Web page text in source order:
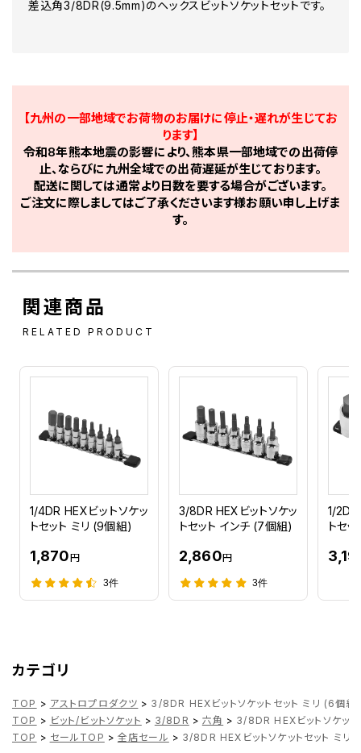
差込角3/8DR(9.5mm)のヘックスビットソケットセットです。
【九州の一部地域でお荷物のお届けに停止・遅れが生じてお
ります】
令和8年熊本地震の影響により、熊本県一部地域での出荷停
止、ならびに九州全域での出荷遅延が生じております。
配送に関しては通常より日数を要する場合がございます。
ご注文に際しましてはご了承くださいます様お願い申し上げま
す。
関連商品
RELATED PRODUCT
1/4DR HEXビットソケッ
トセット ミリ (9個組)
1,870円
3件
3/8DR HEXビットソケッ
トセット インチ (7個組)
2,860円
3件
1/2DR
トセ
カテゴリ
TOP > アストロプロダクツ > 3/8DR HEXビットソケットセット ミリ (6個組)
TOP > ビット/ビットソケット > 3/8DR > 六角 > 3/8DR HEXビットソケッ
TOP > セールTOP > 全店セール > 3/8DR HEXビットソケットセット ミリ